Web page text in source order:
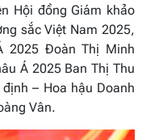
Hội đồng Giám khảo
sắc Việt Nam 2025,
2025 Đoàn Thị Minh
Á 2025 Ban Thị Thu
– Hoa hậu Doanh
Vân.